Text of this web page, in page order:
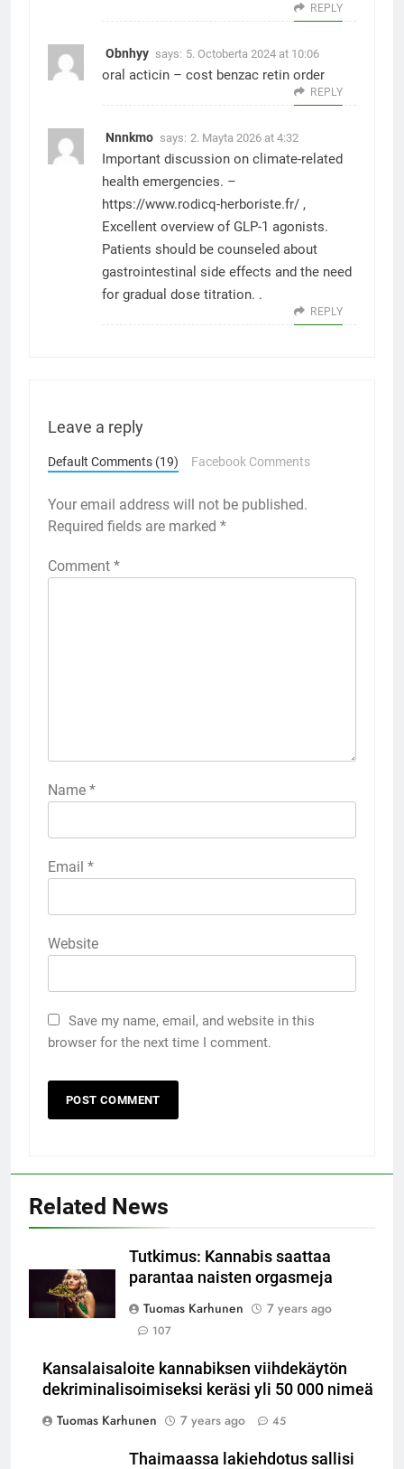
REPLY
Obnhyy says: 5. Octoberta 2024 at 10:06
oral acticin – cost benzac retin order
REPLY
Nnnkmo says: 2. Mayta 2026 at 4:32
Important discussion on climate-related
health emergencies. –
https://www.rodicq-herboriste.fr/ ,
Excellent overview of GLP-1 agonists.
Patients should be counseled about
gastrointestinal side effects and the need
for gradual dose titration. .
REPLY
Leave a reply
Default Comments (19) Facebook Comments
Your email address will not be published.
Required fields are marked *
Comment *
Name *
Email *
Website
Save my name, email, and website in this
browser for the next time I comment.
Related News
Tutkimus: Kannabis saattaa
parantaa naisten orgasmeja
Tuomas Karhunen
7 years ago
107
Kansalaisaloite kannabiksen viihdekäytön
dekriminalisoimiseksi keräsi yli 50 000 nimeä
Tuomas Karhunen
7 years ago 45
Thaimaassa lakiehdotus sallisi